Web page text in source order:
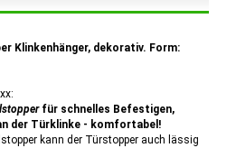
Klinkenhänger, dekorativ. Form:
für schnelles Befestigen,
der Türklinke - komfortabel!
kann der Türstopper auch lässig